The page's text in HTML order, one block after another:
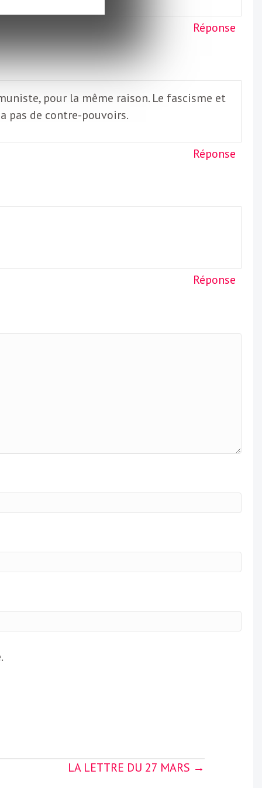
Réponse
pour la même raison. Le fascisme et
pas de contre-pouvoirs.
Réponse
Réponse
LA LETTRE DU 27 MARS →